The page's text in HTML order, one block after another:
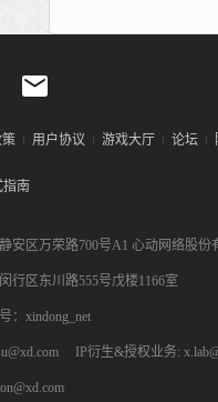
策 用户协议 游戏大厅 论坛
指南
安区万荣路700号A1 心动网络股份
行区东川路555号戊楼1166室
：xindong_net
IP衍生&授权业务: